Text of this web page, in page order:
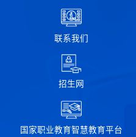
联系我们
招生网
国家职业教育智慧教育平台